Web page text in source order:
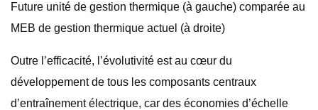
Future unité de gestion thermique (à gauche) comparée au
MEB de gestion thermique actuel (à droite)
Outre l’efficacité, l’évolutivité est au cœur du
développement de tous les composants centraux
d’entraînement électrique, car des économies d’échelle